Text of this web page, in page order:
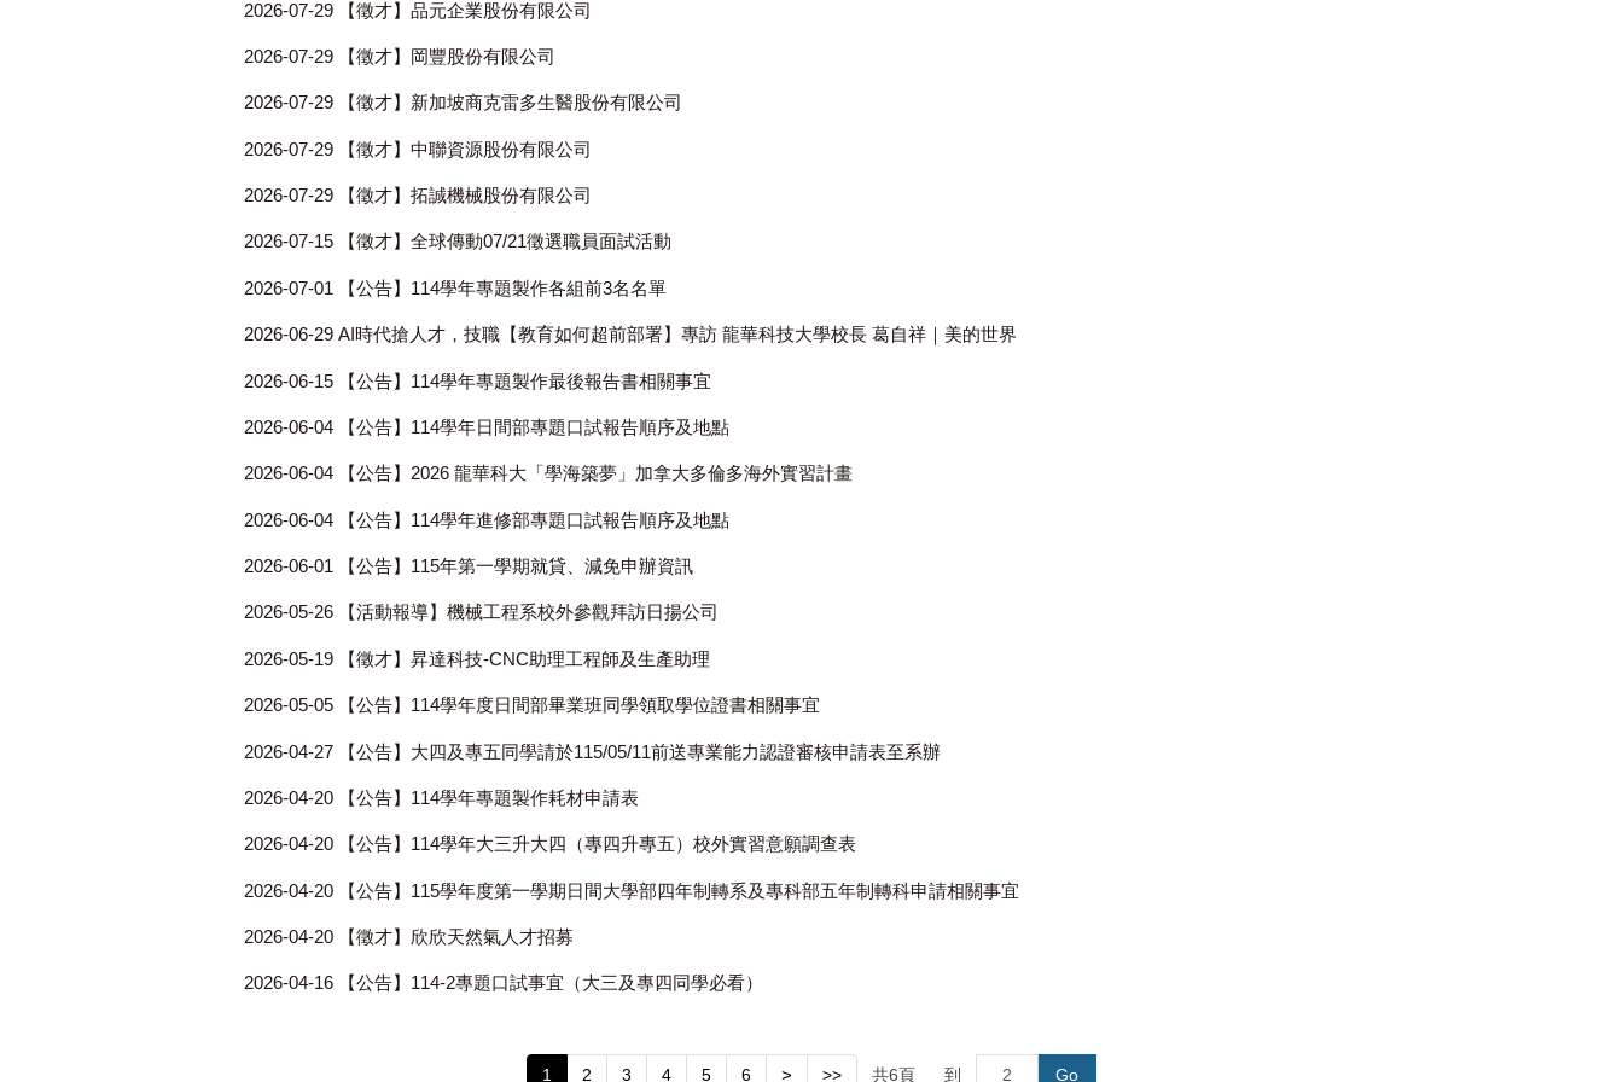
2026-07-29 【徵才】品元企業股份有限公司
2026-07-29 【徵才】岡豐股份有限公司
2026-07-29 【徵才】新加坡商克雷多生醫股份有限公司
2026-07-29 【徵才】中聯資源股份有限公司
2026-07-29 【徵才】拓誠機械股份有限公司
2026-07-15 【徵才】全球傳動07/21徵選職員面試活動
2026-07-01 【公告】114學年專題製作各組前3名名單
2026-06-29AI時代搶人才，技職【教育如何超前部署】專訪 龍華科技大學校長 葛自祥｜美的世界
2026-06-15 【公告】114學年專題製作最後報告書相關事宜
2026-06-04 【公告】114學年日間部專題口試報告順序及地點
2026-06-04 【公告】2026 龍華科大「學海築夢」加拿大多倫多海外實習計畫
2026-06-04 【公告】114學年進修部專題口試報告順序及地點
2026-06-01 【公告】115年第一學期就貸、減免申辦資訊
2026-05-26 【活動報導】機械工程系校外參觀拜訪日揚公司
2026-05-19 【徵才】昇達科技-CNC助理工程師及生產助理
2026-05-05 【公告】114學年度日間部畢業班同學領取學位證書相關事宜
2026-04-27 【公告】大四及專五同學請於115/05/11前送專業能力認證審核申請表至系辦
2026-04-20 【公告】114學年專題製作耗材申請表
2026-04-20 【公告】114學年大三升大四（專四升專五）校外實習意願調查表
2026-04-20 【公告】115學年度第一學期日間大學部四年制轉系及專科部五年制轉科申請相關事宜
2026-04-20 【徵才】欣欣天然氣人才招募
2026-04-16 【公告】114-2專題口試事宜（大三及專四同學必看）
1 2 3 4 5 6 > >> 共6頁 到 Go